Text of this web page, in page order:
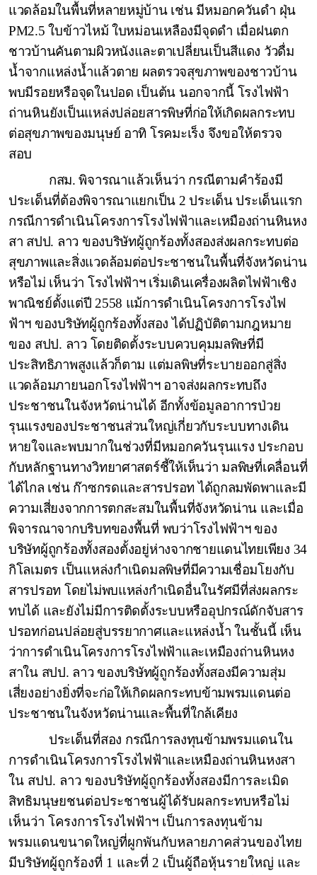
แวดล้อมในพื้นที่หลายหมู่บ้าน เช่น มีหมอกควันดำ ฝุ่น
PM2.5 ใบข้าวไหม้ ใบหม่อนเหลืองมีจุดดำ เมื่อฝนตก
ชาวบ้านคันตามผิวหนังและตาเปลี่ยนเป็นสีแดง วัวดื่ม
น้ำจากแหล่งน้ำแล้วตาย ผลตรวจสุขภาพของชาวบ้าน
พบมีรอยหรือจุดในปอด เป็นต้น นอกจากนี้ โรงไฟฟ้า
ถ่านหินยังเป็นแหล่งปล่อยสารพิษที่ก่อให้เกิดผลกระทบ
ต่อสุขภาพของมนุษย์ อาทิ โรคมะเร็ง จึงขอให้ตรวจ
สอบ
กสม. พิจารณาแล้วเห็นว่า กรณีตามคำร้องมี
ประเด็นที่ต้องพิจารณาแยกเป็น 2 ประเด็น ประเด็นแรก
กรณีการดำเนินโครงการโรงไฟฟ้าและเหมืองถ่านหินหง
สา สปป. ลาว ของบริษัทผู้ถูกร้องทั้งสองส่งผลกระทบต่อ
สุขภาพและสิ่งแวดล้อมต่อประชาชนในพื้นที่จังหวัดน่าน
หรือไม่ เห็นว่า โรงไฟฟ้าฯ เริ่มเดินเครื่องผลิตไฟฟ้าเชิง
พาณิชย์ตั้งแต่ปี 2558 แม้การดำเนินโครงการโรงไฟ
ฟ้าฯ ของบริษัทผู้ถูกร้องทั้งสอง ได้ปฏิบัติตามกฎหมาย
ของ สปป. ลาว โดยติดตั้งระบบควบคุมมลพิษที่มี
ประสิทธิภาพสูงแล้วก็ตาม แต่มลพิษที่ระบายออกสู่สิ่ง
แวดล้อมภายนอกโรงไฟฟ้าฯ อาจส่งผลกระทบถึง
ประชาชนในจังหวัดน่านได้ อีกทั้งข้อมูลอาการป่วย
รุนแรงของประชาชนส่วนใหญ่เกี่ยวกับระบบทางเดิน
หายใจและพบมากในช่วงที่มีหมอกควันรุนแรง ประกอบ
กับหลักฐานทางวิทยาศาสตร์ชี้ให้เห็นว่า มลพิษที่เคลื่อนที่
ได้ไกล เช่น ก๊าซกรดและสารปรอท ได้ถูกลมพัดพาและมี
ความเสี่ยงจากการตกสะสมในพื้นที่จังหวัดน่าน และเมื่อ
พิจารณาจากบริบทของพื้นที่ พบว่าโรงไฟฟ้าฯ ของ
บริษัทผู้ถูกร้องทั้งสองตั้งอยู่ห่างจากชายแดนไทยเพียง 34
กิโลเมตร เป็นแหล่งกำเนิดมลพิษที่มีความเชื่อมโยงกับ
สารปรอท โดยไม่พบแหล่งกำเนิดอื่นในรัศมีที่ส่งผลกระ
ทบได้ และยังไม่มีการติดตั้งระบบหรืออุปกรณ์ดักจับสาร
ปรอทก่อนปล่อยสู่บรรยากาศและแหล่งน้ำ ในชั้นนี้ เห็น
ว่าการดำเนินโครงการโรงไฟฟ้าและเหมืองถ่านหินหง
สาใน สปป. ลาว ของบริษัทผู้ถูกร้องทั้งสองมีความสุ่ม
เสี่ยงอย่างยิ่งที่จะก่อให้เกิดผลกระทบข้ามพรมแดนต่อ
ประชาชนในจังหวัดน่านและพื้นที่ใกล้เคียง
ประเด็นที่สอง กรณีการลงทุนข้ามพรมแดนใน
การดำเนินโครงการโรงไฟฟ้าและเหมืองถ่านหินหงสา
ใน สปป. ลาว ของบริษัทผู้ถูกร้องทั้งสองมีการละเมิด
สิทธิมนุษยชนต่อประชาชนผู้ได้รับผลกระทบหรือไม่
เห็นว่า โครงการโรงไฟฟ้าฯ เป็นการลงทุนข้าม
พรมแดนขนาดใหญ่ที่ผูกพันกับหลายภาคส่วนของไทย
มีบริษัทผู้ถูกร้องที่ 1 และที่ 2 เป็นผู้ถือหุ้นรายใหญ่ และ